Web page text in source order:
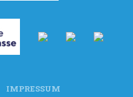
IMPRESSUM